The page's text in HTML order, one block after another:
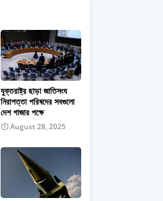
যুক্তরাষ্ট্র ছাড়া জাতিসংঘ
নিরাপত্তা পরিষদের সবগুলো
দেশ গাজার পক্ষে
August 28, 2025